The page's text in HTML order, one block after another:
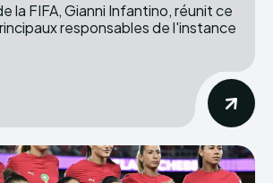
la FIFA, Gianni Infantino, réunit ce
responsables de l'instance